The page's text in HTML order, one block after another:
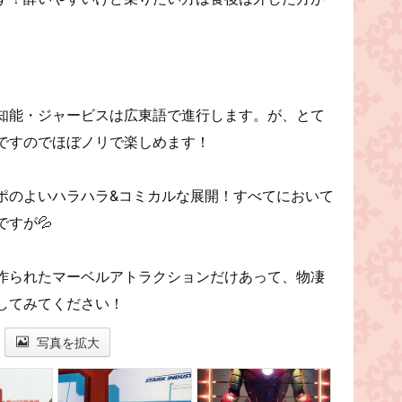
・ジャービスは広東語で進行します。が、とて
のでほぼノリで楽しめます！
よいハラハラ&コミカルな展開！すべてにおいて
すが💦
られたマーベルアトラクションだけあって、物凄
みてください！
写真を拡大